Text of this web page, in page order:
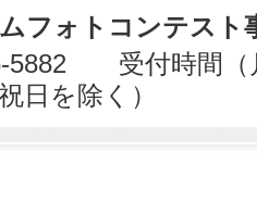
ムフォトコンテスト
5882 受付時間（
日を除く）